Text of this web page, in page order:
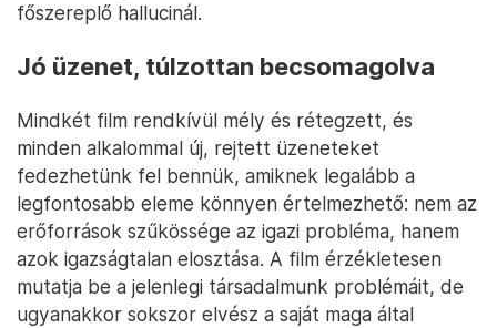
főszereplő hallucinál.
Jó üzenet, túlzottan becsomagolva
Mindkét film rendkívül mély és rétegzett, és
minden alkalommal új, rejtett üzeneteket
fedezhetünk fel bennük, amiknek legalább a
legfontosabb eleme könnyen értelmezhető: nem az
erőforrások szűkössége az igazi probléma, hanem
azok igazságtalan elosztása. A film érzékletesen
mutatja be a jelenlegi társadalmunk problémáit, de
ugyanakkor sokszor elvész a saját maga által